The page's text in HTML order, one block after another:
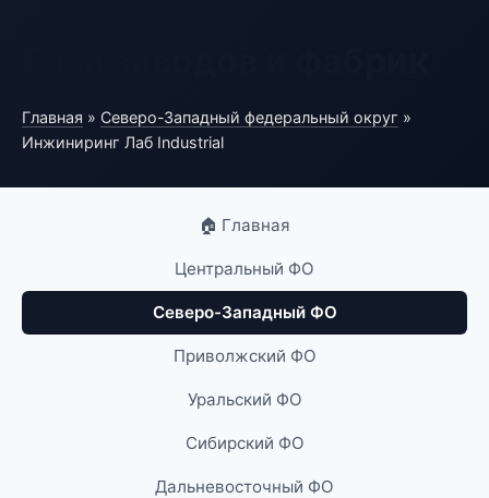
Главная » Северо-Западный федеральный округ »
Инжиниринг Лаб Industrial
🏠 Главная
Центральный ФО
Северо-Западный ФО
Приволжский ФО
Уральский ФО
Сибирский ФО
Дальневосточный ФО